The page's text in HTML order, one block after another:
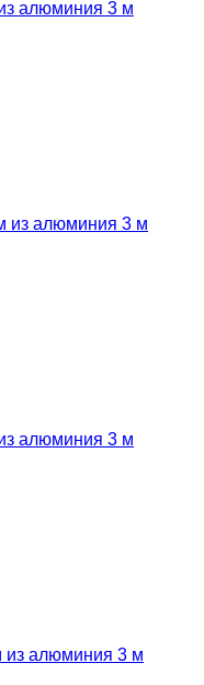
алюминия 3 м
из алюминия 3 м
алюминия 3 м
из алюминия 3 м